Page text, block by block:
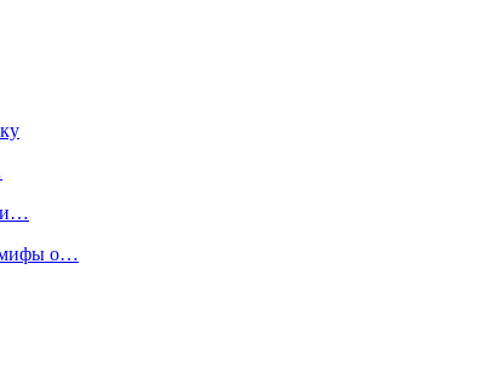
мифы о…